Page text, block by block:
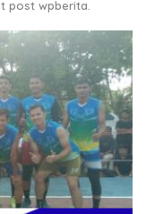
post wpberita.